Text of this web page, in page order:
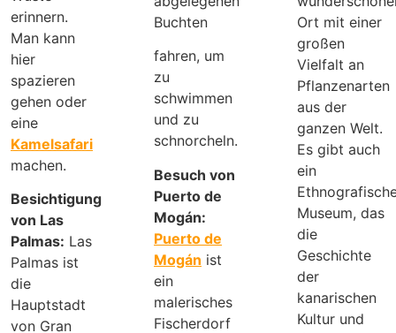
erinnern.
Man kann
hier
spazieren
gehen oder
eine
Kamelsafari
machen.
Besichtigung
von Las
Palmas: Las
Palmas ist
die
Hauptstadt
von Gran
Buchten
fahren, um
zu
schwimmen
und zu
schnorcheln.
Besuch von
Puerto de
Mogán:
Puerto de
Mogán ist
ein
malerisches
Fischerdorf
Ort mit einer
großen
Vielfalt an
Pflanzenarten
aus der
ganzen Welt.
Es gibt auch
ein
Museum, das
die
Geschichte
der
kanarischen
Kultur und